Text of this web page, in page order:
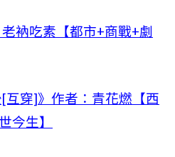
衲吃素【都市+商戰+劇
[互穿]》作者：青花燃【西
今生】